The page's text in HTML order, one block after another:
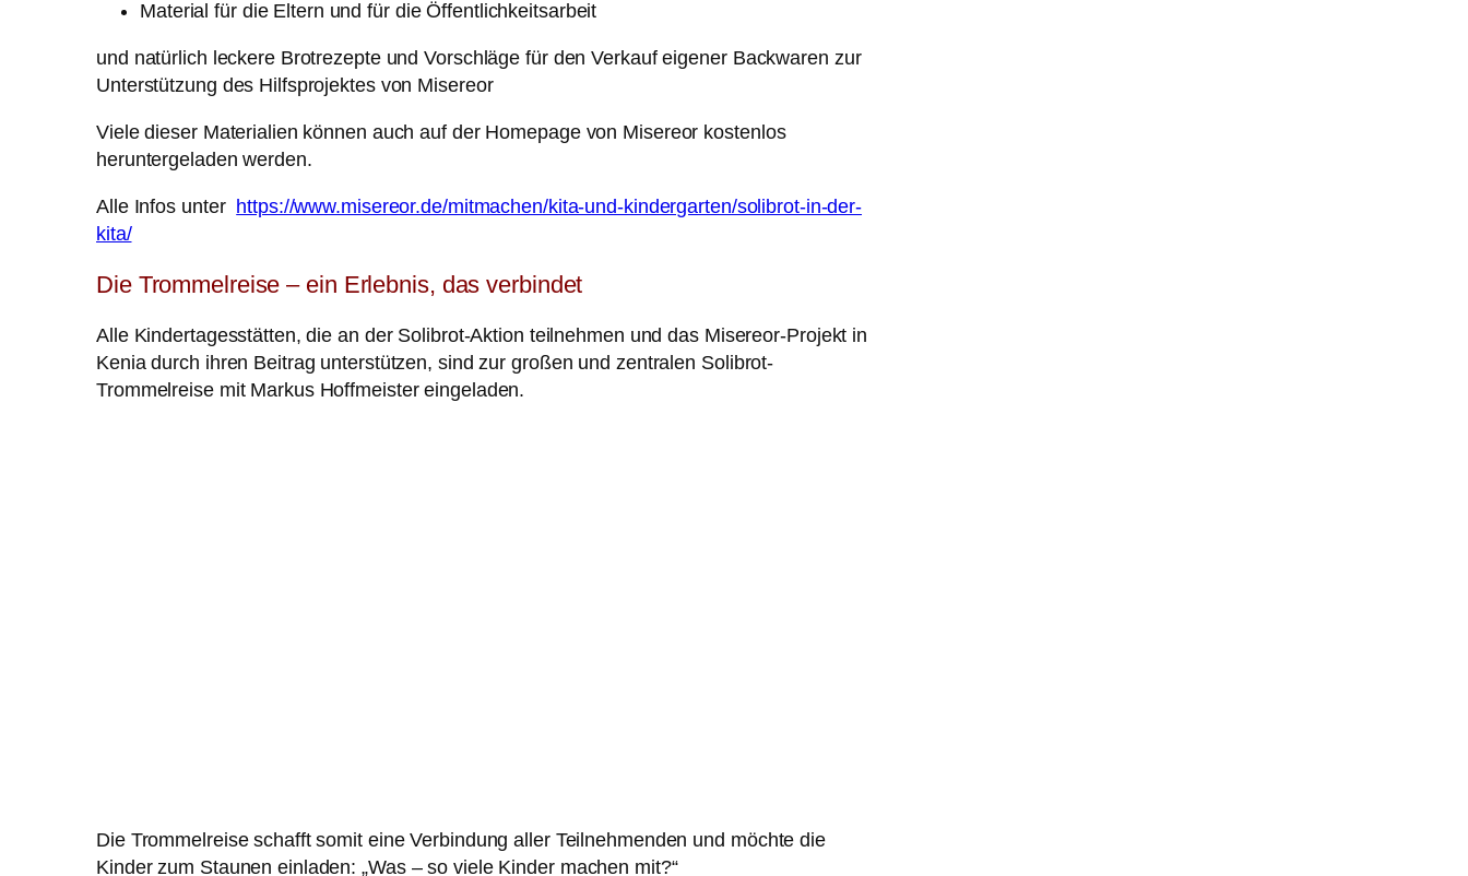
Material für die Eltern und für die Öffentlichkeitsarbeit
und natürlich leckere Brotrezepte und Vorschläge für den Verkauf eigener Backwaren zur
Unterstützung des Hilfsprojektes von Misereor
Viele dieser Materialien können auch auf der Homepage von Misereor kostenlos
heruntergeladen werden.
Alle Infos unter https://www.misereor.de/mitmachen/kita-und-kindergarten/solibrot-in-der-
kita/
Die Trommelreise – ein Erlebnis, das verbindet
Alle Kindertagesstätten, die an der Solibrot-Aktion teilnehmen und das Misereor-Projekt in
Kenia durch ihren Beitrag unterstützen, sind zur großen und zentralen Solibrot-
Trommelreise mit Markus Hoffmeister eingeladen.
Die Trommelreise schafft somit eine Verbindung aller Teilnehmenden und möchte die
Kinder zum Staunen einladen: „Was – so viele Kinder machen mit?“